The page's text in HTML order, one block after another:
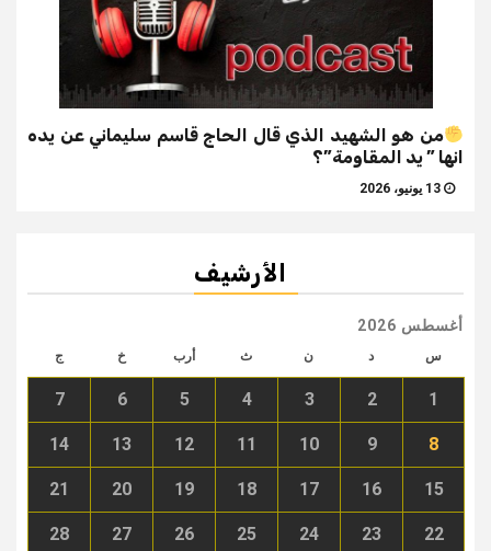
من هو الشهيد الذي قال الحاج قاسم سليماني عن يده
انها ” يد المقاومة”؟
الأرشيف
أغسطس 2026
س د ن ث أرب خ ج
1
2
3
4
5
6
7
8
9
10
11
12
13
14
15
16
17
18
19
20
21
22
23
24
25
26
27
28